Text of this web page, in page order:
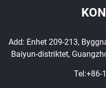
Add: Enhet 209-213,
Baiyun-distriktet,
Tel:+86-